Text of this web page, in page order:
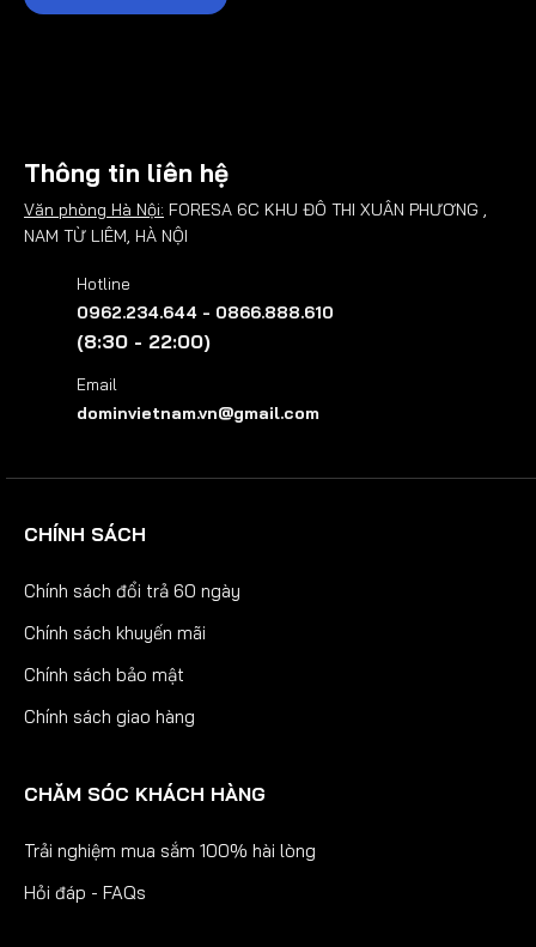
Thông tin liên hệ
Văn phòng Hà Nội: FORESA 6C KHU ĐÔ THI XUÂN PHƯƠNG ,
NAM TỪ LIÊM, HÀ NỘI
Hotline
0962.234.644 - 0866.888.610
(8:30 - 22:00)
Email
dominvietnam.vn@gmail.com
CHÍNH SÁCH
Chính sách đổi trả 60 ngày
Chính sách khuyến mãi
Chính sách bảo mật
Chính sách giao hàng
CHĂM SÓC KHÁCH HÀNG
Trải nghiệm mua sắm 100% hài lòng
Hỏi đáp - FAQs